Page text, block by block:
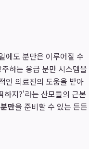
에도 분만은 이루어질 수
하는 응급 분만 시스템을
인 의료진의 도움을 받아
하지?'라는 산모들의 근본
만을 준비할 수 있는 든든